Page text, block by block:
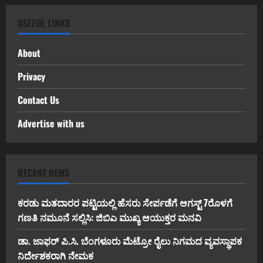
USEFUL LINKS
About
Privacy
Contact Us
Advertise with us
RECENT NEWS
ಕರಡು ಮತದಾರರ ಪಟ್ಟಿಯಲ್ಲಿ ಹೆಸರು ಸೇರ್ಪಡೆಗೆ ಆಗಸ್ಟ್ 7ರೊಳಗೆ
ಗಣತಿ ನಮೂನೆ ಸಲ್ಲಿಸಿ: ಜಿಬಿಎ ಮುಖ್ಯ ಆಯುಕ್ತರ ಮನವಿ
ಡಾ. ಜಾಫರ್ ಪಿ.ಸಿ. ಬೆಂಗಳೂರು ಮೆಟ್ರೋ ರೈಲು ನಿಗಮದ ವ್ಯವಸ್ಥಾಪಕ
ನಿರ್ದೇಶಕರಾಗಿ ನೇಮಕ